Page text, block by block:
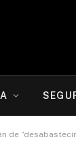
de